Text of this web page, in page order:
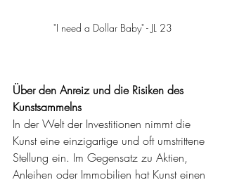
"I need a Dollar Baby" - JL 23
Über den Anreiz und die Risiken des
Kunstsammelns
In der Welt der Investitionen nimmt die
Kunst eine einzigartige und oft umstrittene
Stellung ein. Im Gegensatz zu Aktien,
Anleihen oder Immobilien hat Kunst einen